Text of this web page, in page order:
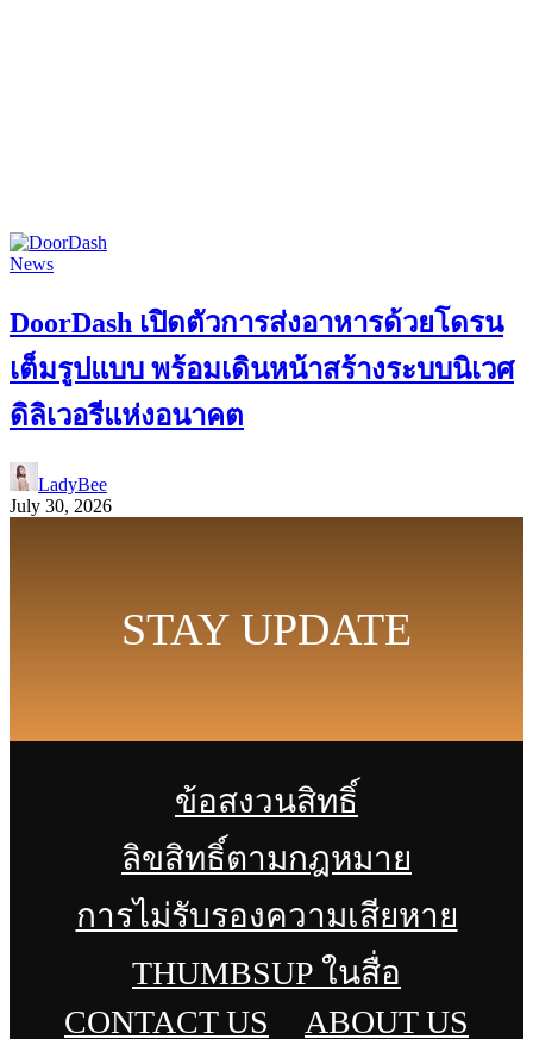
News
DoorDash เปิดตัวการส่งอาหารด้วยโดรน
เต็มรูปแบบ พร้อมเดินหน้าสร้างระบบนิเวศ
ดิลิเวอรีแห่งอนาคต
LadyBee
July 30, 2026
STAY UPDATE
ข้อสงวนสิทธิ์
ลิขสิทธิ์ตามกฎหมาย
การไม่รับรองความเสียหาย
THUMBSUP ในสื่อ
CONTACT US
ABOUT US